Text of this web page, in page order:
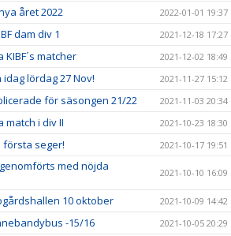
året 2022 2022-01-01 19:37
dam div 1 2021-12-18 17:27
matcher 2021-12-02 18:49
idag lördag 27 Nov! 2021-11-27 15:12
för säsongen 21/22 2021-11-03 20:34
i div II 2021-10-23 18:30
första seger! 2021-10-17 19:51
med nöjda
2021-10-10 16:09
10 oktober 2021-10-09 14:42
-15/16 2021-10-05 20:29